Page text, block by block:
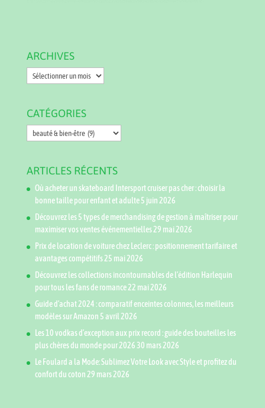
ARCHIVES
Archives
CATÉGORIES
Catégories
ARTICLES RÉCENTS
Où acheter un skateboard Intersport cruiser pas cher : choisir la
bonne taille pour enfant et adulte 5 juin 2026
Découvrez les 5 types de merchandising de gestion à maîtriser pour
maximiser vos ventes événementielles29 mai 2026
Prix de location de voiture chez Leclerc : positionnement tarifaire et
avantages compétitifs25 mai 2026
Découvrez les collections incontournables de l’édition Harlequin
pour tous les fans de romance22 mai 2026
Guide d’achat 2024 : comparatif enceintes colonnes, les meilleurs
modèles sur Amazon 5 avril 2026
Les 10 vodkas d’exception aux prix record : guide des bouteilles les
plus chères du monde pour 202630 mars 2026
Le Foulard a la Mode: Sublimez Votre Look avec Style et profitez du
confort du coton29 mars 2026